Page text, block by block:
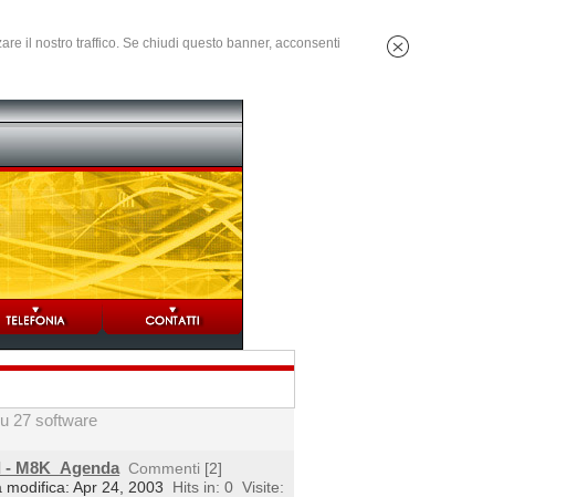
il nostro traffico. Se chiudi questo banner, acconsenti
27 software
M8K_Agenda Commenti [2]
modifica: Apr 24, 2003 Hits in: 0 Visite: